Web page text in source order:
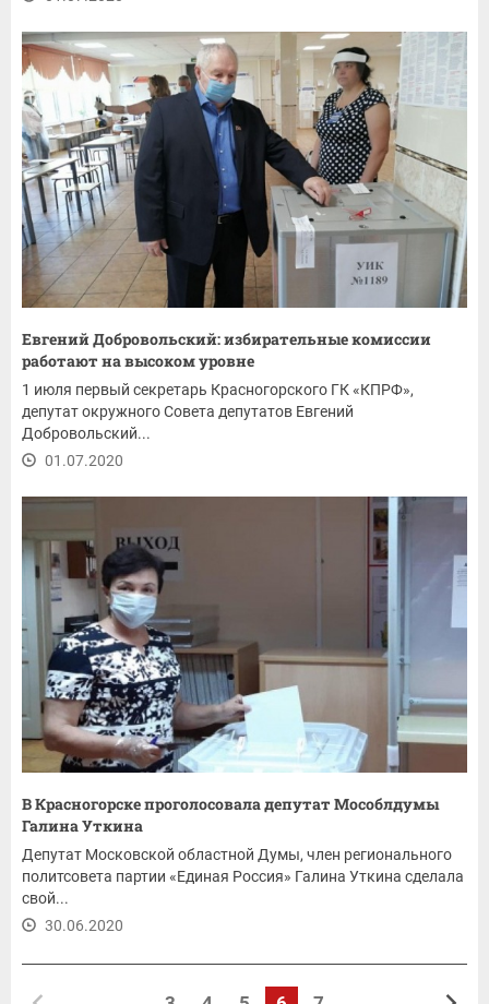
Евгений Добровольский: избирательные комиссии
работают на высоком уровне
1 июля первый секретарь Красногорского ГК «КПРФ»,
депутат окружного Совета депутатов Евгений
Добровольский...
01.07.2020
В Красногорске проголосовала депутат Мособлдумы
Галина Уткина
Депутат Московской областной Думы, член регионального
политсовета партии «Единая Россия» Галина Уткина сделала
свой...
30.06.2020